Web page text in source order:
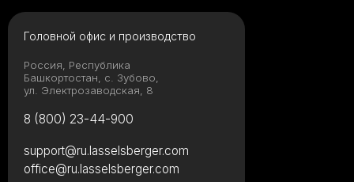
Головной офис и производство
Россия, Республика
Башкортостан, с. Зубово,
ул. Электрозаводская, 8
8 (800) 23-44-900
support@ru.lasselsberger.com
office@ru.lasselsberger.com